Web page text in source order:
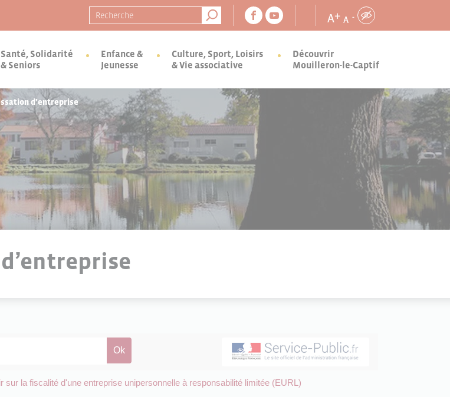
Recherche pour : A+ A -
Santé, Solidarité
& Seniors
Enfance &
Jeunesse
Culture, Sport, Loisirs
& Vie associative
Découvrir
Mouilleron-le-Captif
d’entreprise
sur la fiscalité d'une entreprise unipersonnelle à responsabilité limitée (EURL)